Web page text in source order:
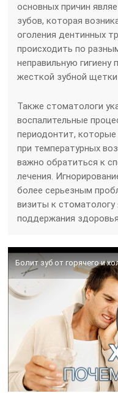
основных причин
зубов, которая
оголения дентинных
происходить по
неправильную гигиену
жесткой зубной щетки
Также стоматологи
воспалительные
периодонтит,
при температурных
важно обратиться к
лечения.
более серьезным
визиты к
поддержания
Болит зуб от горячего и